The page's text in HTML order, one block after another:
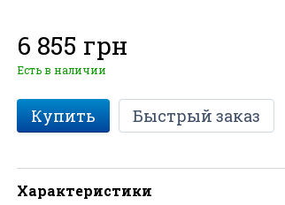
6 855 грн
Есть в наличии
Купить Быстрый заказ
Характеристики